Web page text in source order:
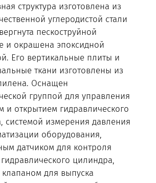
структура изготовлена ​​из
углеродистой стали
пескоструйной
и окрашена эпоксидной
Его вертикальные плиты и
ткани изготовлены из
Оснащен
группой для управления
и открытием гидравлического
системой измерения давления
оборудования,
датчиком для контроля
цилиндра,
для выпуска